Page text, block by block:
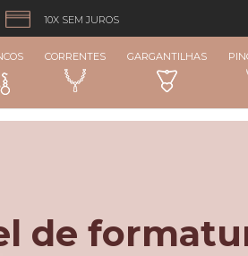
10X SEM JUROS
CORRENTES GARGANTILHAS
de